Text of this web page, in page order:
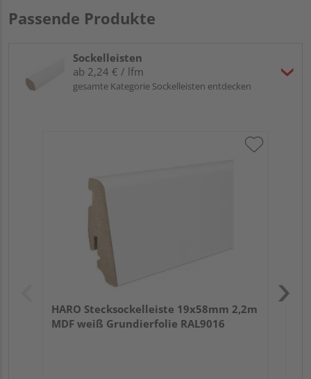
Passende Produkte
Sockelleisten
ab 2,24 € / lfm
gesamte Kategorie Sockelleisten entdecken
HARO Stecksockelleiste 19x58mm 2,2m
MDF weiß Grundierfolie RAL9016